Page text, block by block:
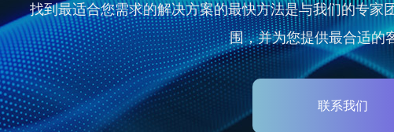
找到最适合您需求的解决方案的最快方法是与我们的专家
围，并为您提供最合适的
联系我们